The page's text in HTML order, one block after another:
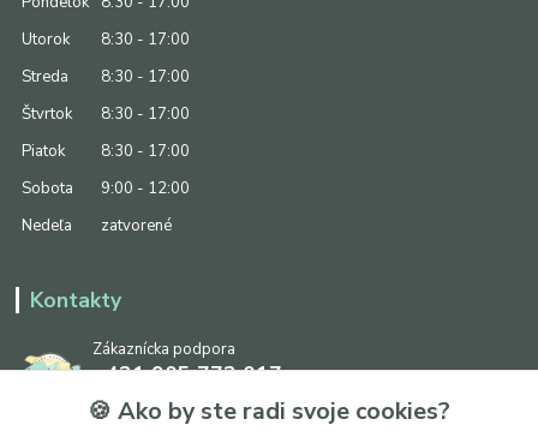
Utorok
8:30 - 17:00
Streda
8:30 - 17:00
Štvrtok
8:30 - 17:00
Piatok
8:30 - 17:00
Sobota
9:00 - 12:00
Nedeľa
zatvorené
Kontakty
Zákaznícka podpora
+421 905 773 017
(Po-Pia, 8:30 - 17:00, So: 9:00 - 12:00)
🍪 Ako by ste radi svoje cookies?